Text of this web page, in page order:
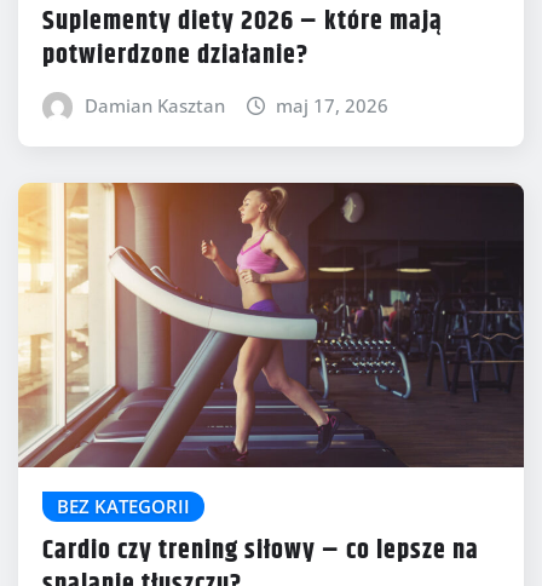
Suplementy diety 2026 – które mają
potwierdzone działanie?
Damian Kasztan maj 17, 2026
BEZ KATEGORII
Cardio czy trening siłowy – co lepsze na